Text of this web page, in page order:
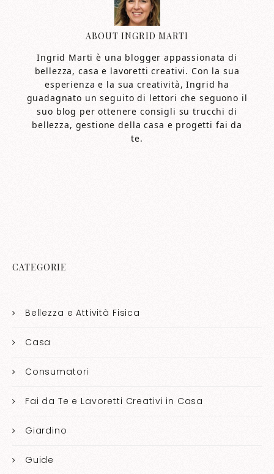
ABOUTINGRID MARTI
Ingrid Marti è una blogger appassionata di
bellezza, casa e lavoretti creativi. Con la sua
esperienza e la sua creatività, Ingrid ha
guadagnato un seguito di lettori che seguono il
suo blog per ottenere consigli su trucchi di
bellezza, gestione della casa e progetti fai da
te.
CATEGORIE
Bellezza e Attività Fisica
Casa
Consumatori
Fai da Te e Lavoretti Creativi in Casa
Giardino
Guide